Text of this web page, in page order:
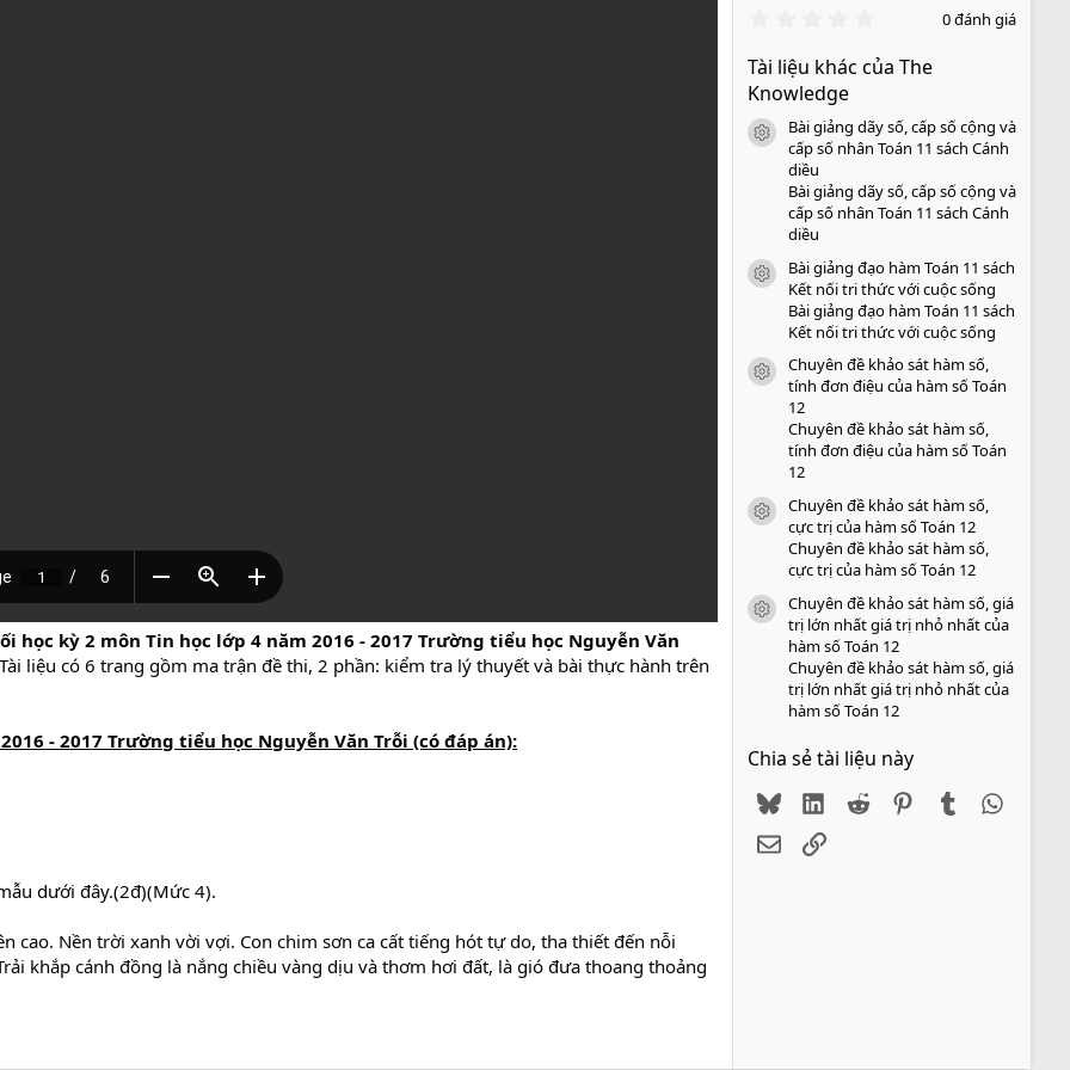
học kỳ 2 môn Tin học lớp 4 năm 2016 - 2017 Trường tiểu học Nguyễn Văn
liệu có 6 trang gồm ma trận đề thi, 2 phần: kiểm tra lý thuyết và bài thực hành trên
- 2017 Trường tiểu học Nguyễn Văn Trỗi (có đáp án):
dưới đây.(2đ)(Mức 4).
cao. Nền trời xanh vời vợi. Con chim sơn ca cất tiếng hót tự do, tha thiết đến nỗi
khắp cánh đồng là nắng chiều vàng dịu và thơm hơi đất, là gió đưa thoang thoảng
0
0
o
0 đánh giá
Tài liệu khác của The
Knowledge
icon tài liệu
Bài giảng dãy số, cấp số cộng và
cấp số nhân Toán 11 sách Cánh
diều
Bài giảng dãy số, cấp số cộng và
cấp số nhân Toán 11 sách Cánh
diều
icon tài liệu
Bài giảng đạo hàm Toán 11 sách
Kết nối tri thức với cuộc sống
Bài giảng đạo hàm Toán 11 sách
Kết nối tri thức với cuộc sống
icon tài liệu
Chuyên đề khảo sát hàm số,
tính đơn điệu của hàm số Toán
12
Chuyên đề khảo sát hàm số,
tính đơn điệu của hàm số Toán
12
icon tài liệu
Chuyên đề khảo sát hàm số,
cực trị của hàm số Toán 12
Chuyên đề khảo sát hàm số,
cực trị của hàm số Toán 12
icon tài liệu
Chuyên đề khảo sát hàm số, giá
trị lớn nhất giá trị nhỏ nhất của
hàm số Toán 12
Chuyên đề khảo sát hàm số, giá
trị lớn nhất giá trị nhỏ nhất của
hàm số Toán 12
Chia sẻ tài liệu này
BlueskyLinkedIn
Reddit PinterestTumblr
EmailLink